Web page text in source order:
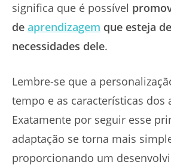
significa que é possível
de aprendizagem que esteja
necessidades dele.
Lembre-se que a
tempo e as características dos
Exatamente por seguir esse
adaptação se torna mais
proporcionando um